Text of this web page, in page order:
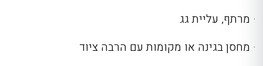
· מרתף, עליית גג
· מחסן בגינה או מקומות עם הרבה ציוד